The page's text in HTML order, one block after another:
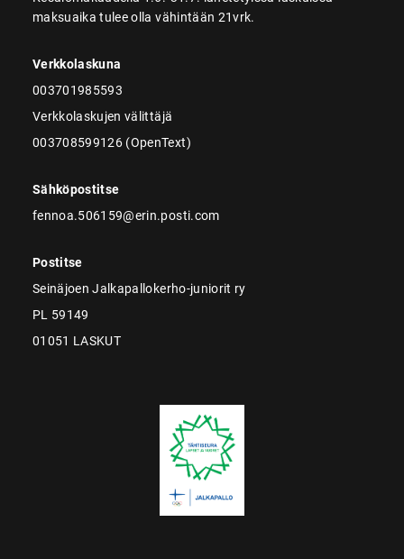
maksuaika tulee olla vähintään 21vrk.
Verkkolaskuna
003701985593
Verkkolaskujen välittäjä
003708599126 (OpenText)
Sähköpostitse
fennoa.506159@erin.posti.com
Postitse
Seinäjoen Jalkapallokerho-juniorit ry
PL 59149
01051 LASKUT